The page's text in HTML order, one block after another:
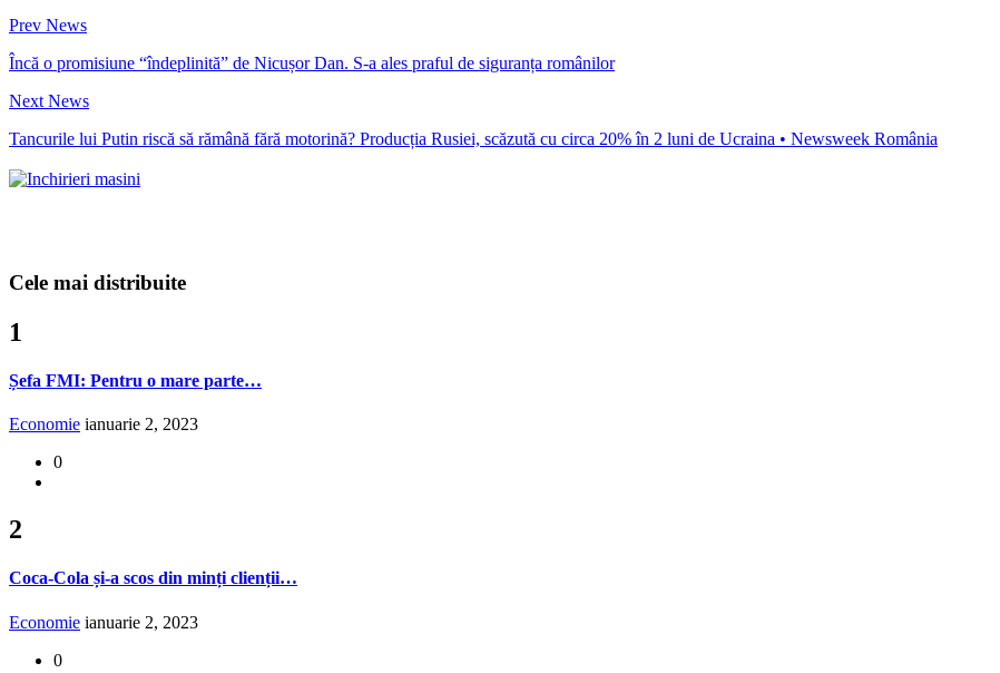
Prev News
Încă o promisiune “îndeplinită” de Nicușor Dan. S-a ales praful de siguranța românilor
Next News
Tancurile lui Putin riscă să rămână fără motorină? Producția Rusiei, scăzută cu circa 20% în 2 luni de Ucraina • Newsweek România
Cele mai distribuite
1
Șefa FMI: Pentru o mare parte…
Economie ianuarie 2, 2023
0
2
Coca-Cola și-a scos din minți clienții…
Economie ianuarie 2, 2023
0